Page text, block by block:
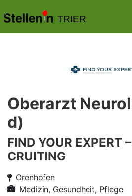
TRIER
Oberarzt
d)
FIND YOUR EXPERT
CRUITING
Orenhofen
Medizin, Gesundheit, Pflege